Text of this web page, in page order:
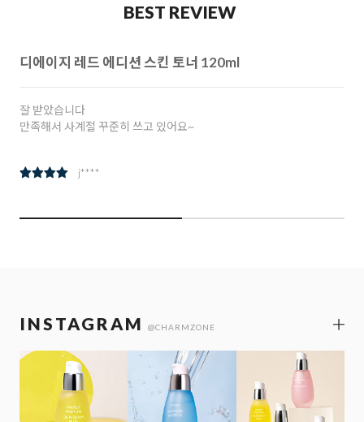
BEST REVIEW
디에이지 레드 에디션 스킨 토너 120ml
잘 받았습니다
만족해서 사계절 꾸준히 쓰고 있어요~
j****
INSTAGRAM @CHARMZONE